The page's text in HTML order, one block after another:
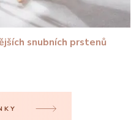
snubních prstenů